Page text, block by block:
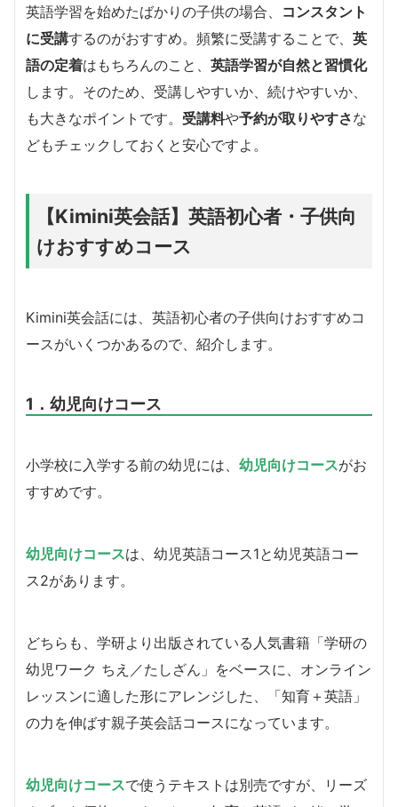
英語学習を始めたばかりの子供の場合、 コンスタント
に受講するのがおすすめ。頻繁に受講することで、 英
語の定着はもちろんのこと、 英語学習が自然と習慣化
します。そのため、受講しやすいか、続けやすいか、
も大きなポイントです。 受講料や予約が取りやすさな
どもチェックしておくと安心ですよ。
【Kimini英会話】英語初心者・子供向
けおすすめコース
Kimini英会話には、英語初心者の子供向けおすすめコ
ースがいくつかあるので、紹介します。
1．幼児向けコース
小学校に入学する前の幼児には、 幼児向けコースがお
すすめです。
幼児向けコースは、幼児英語コース1と幼児英語コー
ス2があります。
どちらも、学研より出版されている人気書籍「学研の
幼児ワーク ちえ／たしざん」をベースに、オンライン
レッスンに適した形にアレンジした、「知育＋英語」
の力を伸ばす親子英会話コースになっています。
幼児向けコースで使うテキストは別売ですが、リーズ